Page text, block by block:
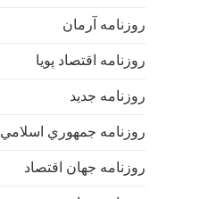
روزنامه آرمان
روزنامه اقتصاد پویا
روزنامه جدید
روزنامه جمهوري اسلامي
روزنامه جهان اقتصاد